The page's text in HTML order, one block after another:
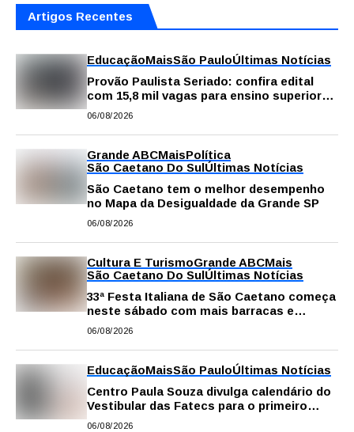
Artigos Recentes
EducaçãoMaisSão PauloÚltimas Notícias
Provão Paulista Seriado: confira edital
com 15,8 mil vagas para ensino superior
público
06/08/2026
Grande ABCMaisPolítica
São Caetano Do SulÚltimas Notícias
São Caetano tem o melhor desempenho
no Mapa da Desigualdade da Grande SP
06/08/2026
Cultura E TurismoGrande ABCMais
São Caetano Do SulÚltimas Notícias
33ª Festa Italiana de São Caetano começa
neste sábado com mais barracas e
novidades em decoração e atrações
06/08/2026
EducaçãoMaisSão PauloÚltimas Notícias
Centro Paula Souza divulga calendário do
Vestibular das Fatecs para o primeiro
semestre de 2027
06/08/2026